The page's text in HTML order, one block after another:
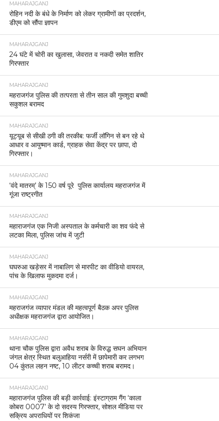
MAHARAJGANJ
रोहिन नदी के बंधे के निर्माण को लेकर ग्रामीणों का प्रदर्शन,
डीएम को सौंपा ज्ञापन
MAHARAJGANJ
24 घंटे में चोरी का खुलासा, जेवरात व नकदी समेत शातिर
गिरफ्तार
MAHARAJGANJ
महराजगंज पुलिस की तत्परता से तीन साल की गुमशुदा बच्ची
सकुशल बरामद
MAHARAJGANJ
यूट्यूब से सीखी ठगी की तरकीब: फर्जी लॉगिन से बन रहे थे
आधार व आयुष्मान कार्ड, ग्राहक सेवा केंद्र पर छापा, दो
गिरफ्तार।
MAHARAJGANJ
‘वंदे मातरम्’ के 150 वर्ष पूरे पुलिस कार्यालय महराजगंज में
गूंजा राष्ट्रगीत
MAHARAJGANJ
महाराजगंज एक निजी अस्पताल के कर्मचारी का शव फंदे से
लटका मिला, पुलिस जांच में जुटी
MAHARAJGANJ
घघरुआ खड़ेसर में नाबालिग से मारपीट का वीडियो वायरल,
पांच के खिलाफ मुकदमा दर्ज।
MAHARAJGANJ
महराजगंज व्यापार मंडल की महत्वपूर्ण बैठक अपर पुलिस
अधीक्षक महराजगंज द्वारा आयोजित।
MAHARAJGANJ
थाना चौक पुलिस द्वारा अवैध शराब के विरुद्ध सघन अभियान
जंगल क्षेत्र स्थित बलुआहिया नर्सरी में छापेमारी कर लगभग
04 कुंतल लहन नष्ट, 10 लीटर कच्ची शराब बरामद।
MAHARAJGANJ
महाराजगंज पुलिस की बड़ी कार्रवाई: इंस्टाग्राम गैंग ‘काला
कोबरा 0007’ के दो सदस्य गिरफ्तार, सोशल मीडिया पर
सक्रिय अपराधियों पर शिकंजा